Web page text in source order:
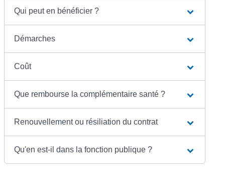
Qui peut en bénéficier ?
Démarches
Coût
Que rembourse la complémentaire santé ?
Renouvellement ou résiliation du contrat
Qu'en est-il dans la fonction publique ?